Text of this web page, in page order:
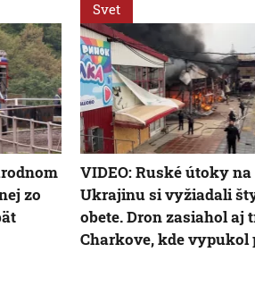
zo
Svet
VIDEO: Ruské útoky na
Ukrajinu si vyžiadali
obete. Dron zasiahol aj
Charkove, kde vypukol